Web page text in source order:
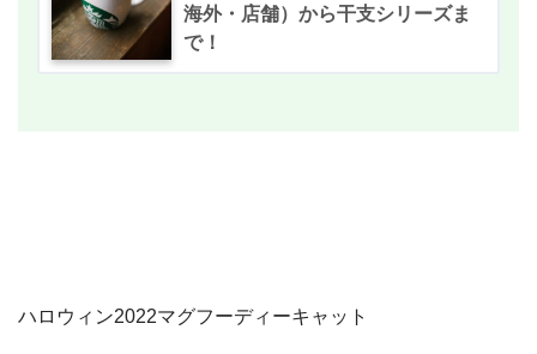
海外・店舗）から干支シリーズま
で！
ハロウィン2022マグフーディーキャット